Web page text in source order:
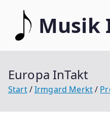
Musik
Europa InTakt
Start Irmgard Merkt